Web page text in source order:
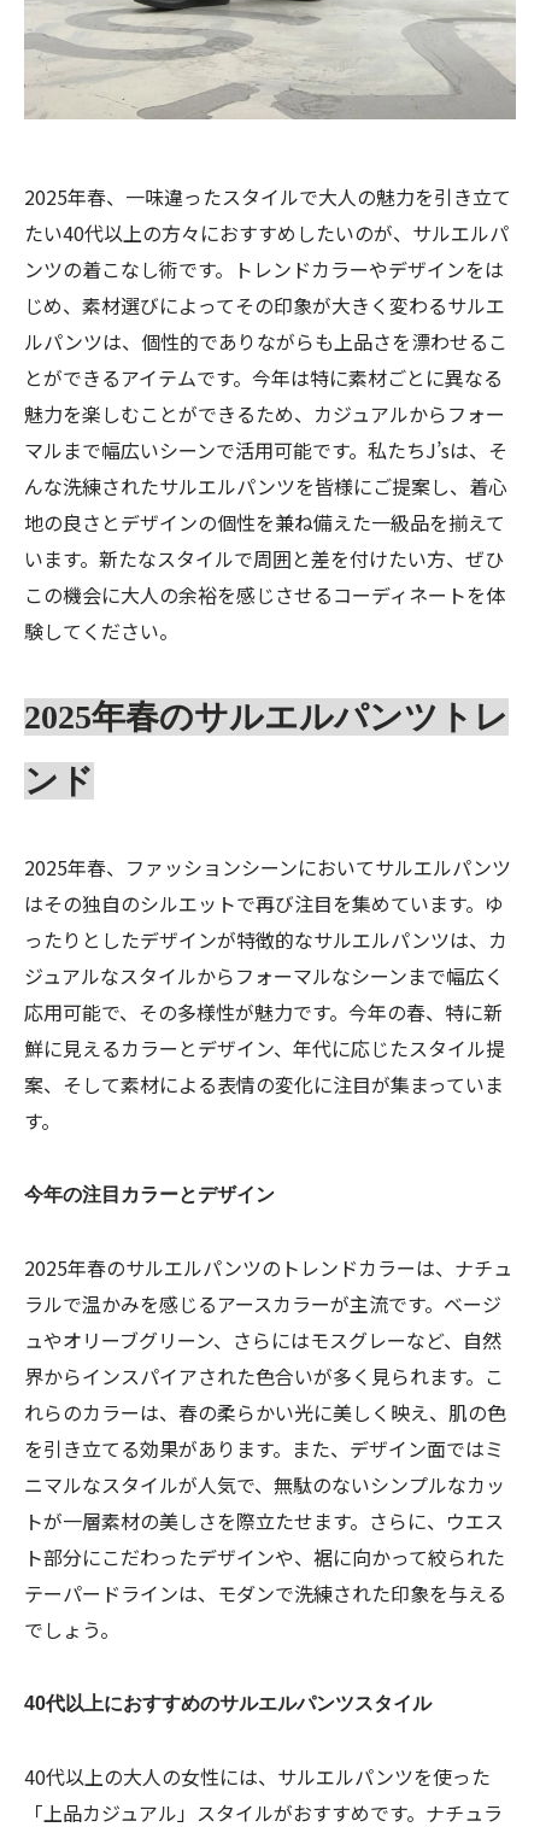
2025年春、一味違ったスタイルで大人の魅力を引き立て
たい40代以上の方々におすすめしたいのが、サルエルパ
ンツの着こなし術です。トレンドカラーやデザインをは
じめ、素材選びによってその印象が大きく変わるサルエ
ルパンツは、個性的でありながらも上品さを漂わせるこ
とができるアイテムです。今年は特に素材ごとに異なる
魅力を楽しむことができるため、カジュアルからフォー
マルまで幅広いシーンで活用可能です。私たちJ’sは、そ
んな洗練されたサルエルパンツを皆様にご提案し、着心
地の良さとデザインの個性を兼ね備えた一級品を揃えて
います。新たなスタイルで周囲と差を付けたい方、ぜひ
この機会に大人の余裕を感じさせるコーディネートを体
験してください。
2025年春のサルエルパンツトレ
ンド
2025年春、ファッションシーンにおいてサルエルパンツ
はその独自のシルエットで再び注目を集めています。ゆ
ったりとしたデザインが特徴的なサルエルパンツは、カ
ジュアルなスタイルからフォーマルなシーンまで幅広く
応用可能で、その多様性が魅力です。今年の春、特に新
鮮に見えるカラーとデザイン、年代に応じたスタイル提
案、そして素材による表情の変化に注目が集まっていま
す。
今年の注目カラーとデザイン
2025年春のサルエルパンツのトレンドカラーは、ナチュ
ラルで温かみを感じるアースカラーが主流です。ベージ
ュやオリーブグリーン、さらにはモスグレーなど、自然
界からインスパイアされた色合いが多く見られます。こ
れらのカラーは、春の柔らかい光に美しく映え、肌の色
を引き立てる効果があります。また、デザイン面ではミ
ニマルなスタイルが人気で、無駄のないシンプルなカッ
トが一層素材の美しさを際立たせます。さらに、ウエス
ト部分にこだわったデザインや、裾に向かって絞られた
テーパードラインは、モダンで洗練された印象を与える
でしょう。
40代以上におすすめのサルエルパンツスタイル
40代以上の大人の女性には、サルエルパンツを使った
「上品カジュアル」スタイルがおすすめです。ナチュラ